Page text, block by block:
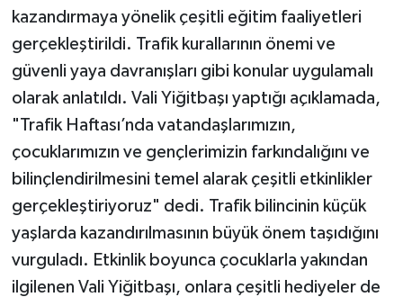
kazandırmaya yönelik çeşitli eğitim faaliyetleri
gerçekleştirildi. Trafik kurallarının önemi ve
güvenli yaya davranışları gibi konular uygulamalı
olarak anlatıldı. Vali Yiğitbaşı yaptığı açıklamada,
"Trafik Haftası’nda vatandaşlarımızın,
çocuklarımızın ve gençlerimizin farkındalığını ve
bilinçlendirilmesini temel alarak çeşitli etkinlikler
gerçekleştiriyoruz" dedi. Trafik bilincinin küçük
yaşlarda kazandırılmasının büyük önem taşıdığını
vurguladı. Etkinlik boyunca çocuklarla yakından
ilgilenen Vali Yiğitbaşı, onlara çeşitli hediyeler de